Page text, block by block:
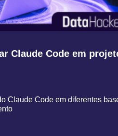
Claude Code em
Claude Code em diferentes